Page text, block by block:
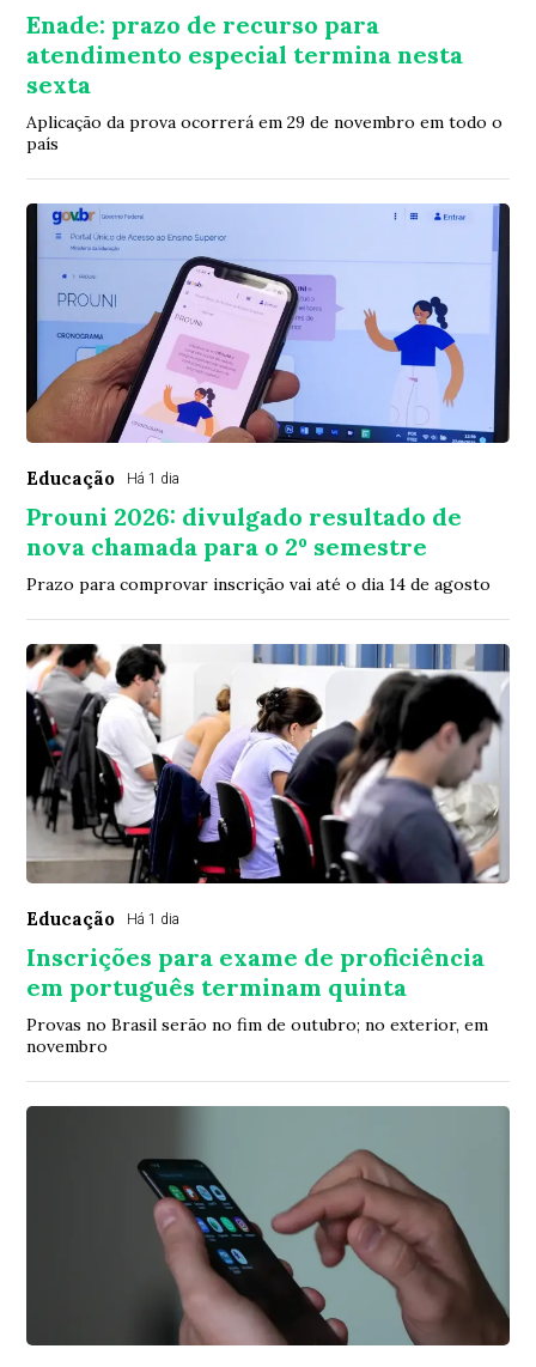
Enade: prazo de recurso para
atendimento especial termina nesta
sexta
Aplicação da prova ocorrerá em 29 de novembro em todo o
país
Educação Há 1 dia
Prouni 2026: divulgado resultado de
nova chamada para o 2º semestre
Prazo para comprovar inscrição vai até o dia 14 de agosto
Educação Há 1 dia
Inscrições para exame de proficiência
em português terminam quinta
Provas no Brasil serão no fim de outubro; no exterior, em
novembro